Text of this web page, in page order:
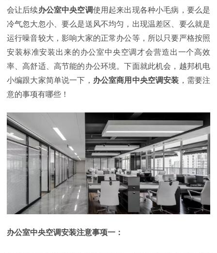
会让后续办公室中央空调使用起来出现各种小毛病，要么是
冷气忽大忽小、要么是送风不均匀，出现温差区、要么就是
运行噪音较大，影响大家的正常办公等，所以只要严格按照
安装标准安装出来的办公室中央空调才会营造出一个高效
率、高舒适、高节能的办公环境。下面就此机会，越邦机电
小编跟大家简单说一下， 办公室商用中央空调安装 ，需要注
意的事项有哪些！
办公室中央空调安装注意事项一：